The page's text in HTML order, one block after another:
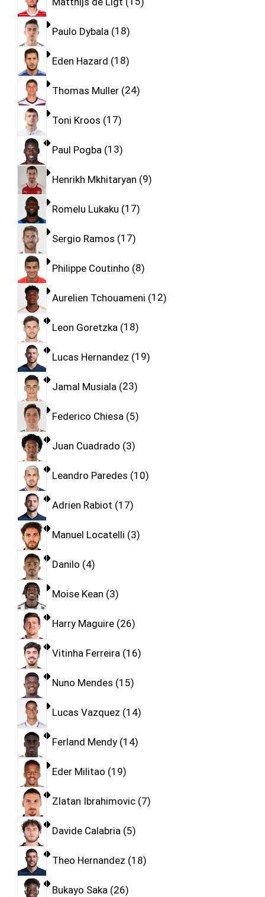
Paulo Dybala 18
Eden Hazard 18
Thomas Muller 24
Toni Kroos 17
Paul Pogba 13
Henrikh Mkhitaryan 9
Romelu Lukaku 17
Sergio Ramos 17
Philippe Coutinho 8
Aurelien Tchouameni 12
Leon Goretzka 18
Lucas Hernandez 19
Jamal Musiala 23
Federico Chiesa 5
Juan Cuadrado 3
Leandro Paredes 10
Adrien Rabiot 17
Manuel Locatelli 3
Danilo 4
Moise Kean 3
Harry Maguire 26
Vitinha Ferreira 16
Nuno Mendes 15
Lucas Vazquez 14
Ferland Mendy 14
Eder Militao 19
Zlatan Ibrahimovic 7
Davide Calabria 5
Theo Hernandez 18
Bukayo Saka 26